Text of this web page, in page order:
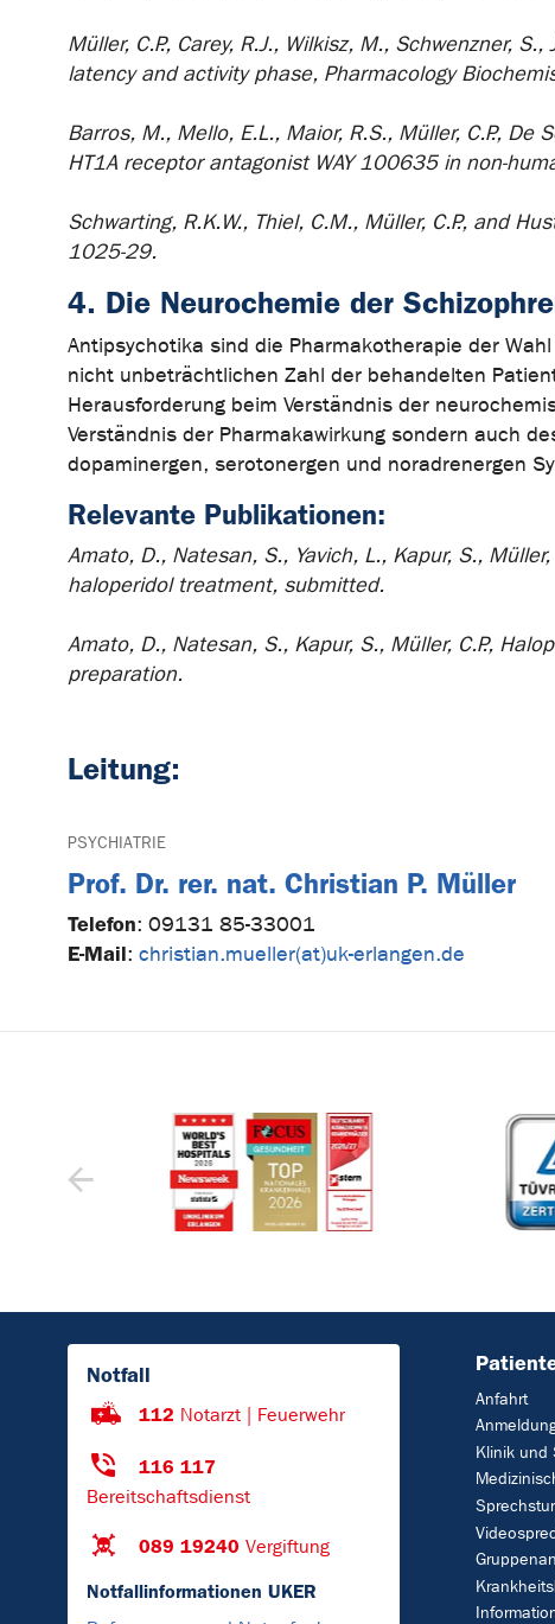
Müller, C.P., Carey, R.J., Wilkisz, M., Schwenzner,
latency and activity phase, Pharmacology
Barros, M., Mello, E.L., Maior, R.S., Müller, C.P.,
HT1A receptor antagonist WAY 100635 in non-
Schwarting, R.K.W., Thiel, C.M., Müller, C.P., and
1025-29.
4. Die Neurochemie der
Antipsychotika sind die Pharmakotherapie der
nicht unbeträchtlichen Zahl der behandelten
Herausforderung beim Verständnis der
Verständnis der Pharmakawirkung sondern auch
dopaminergen, serotonergen und noradrenergen
Relevante Publikationen:
Amato, D., Natesan, S., Yavich, L., Kapur, S.,
haloperidol treatment, submitted.
Amato, D., Natesan, S., Kapur, S., Müller, C.P.,
preparation.
Leitung:
PSYCHIATRIE
Prof. Dr. rer. nat. Christian P. Müller
Telefon: 09131 85-33001
E-Mail: christian.mueller(at)uk-erlangen.de
Notfall
112 Notarzt | Feuerwehr
116 117
Bereitschaftsdienst
089 19240 Vergiftung
Notfallinformationen UKER
Anfahrt
Klinik und